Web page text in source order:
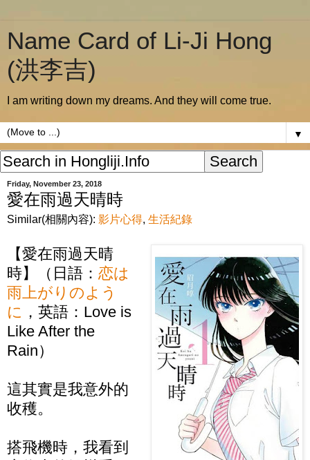
Name Card of Li-Ji Hong
(洪李吉)
I am writing down my dreams. And they will come true.
▼
Friday, November 23, 2018
愛在雨過天晴時
Similar(相關內容): 影片心得, 生活紀錄
【愛在雨過天晴
時】（日語： 恋は
雨上がりのよう
に ，英語：Love is
Like After the
Rain）
這其實是我意外的
收穫。
搭飛機時，我看到